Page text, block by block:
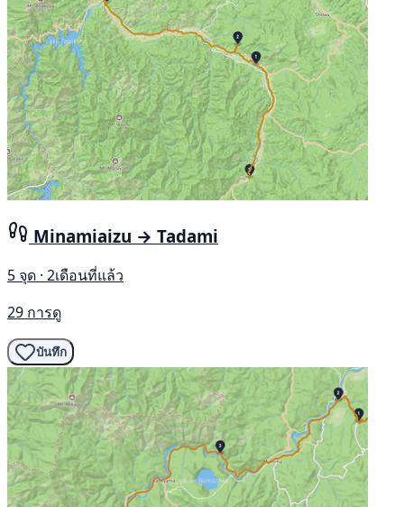
Minamiaizu → Tadami
5 จุด · 2เดือนที่แล้ว
29 การดู
บันทึก